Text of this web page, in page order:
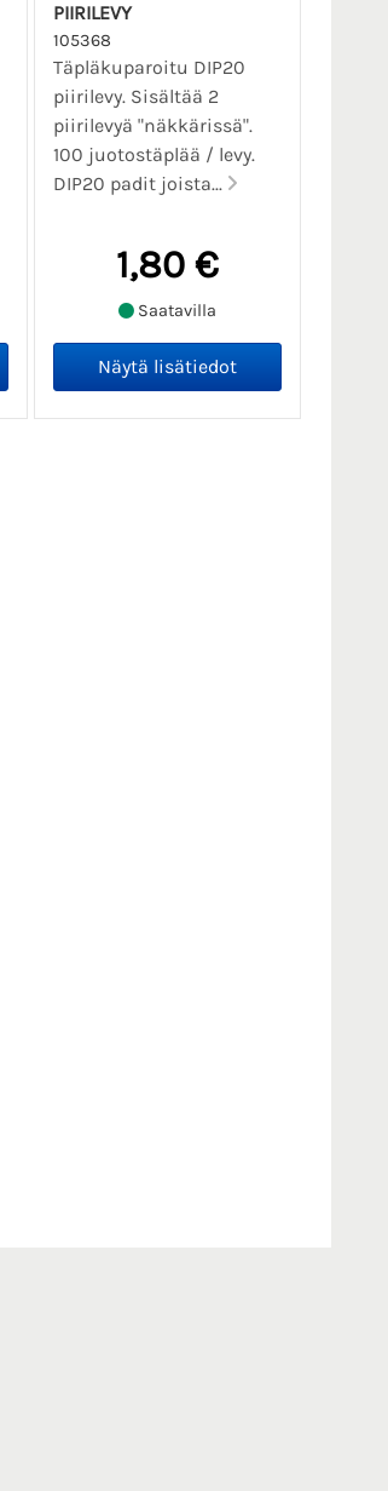
PIIRILEVY
105368
Täpläkuparoitu DIP20
piirilevy. Sisältää 2
piirilevyä "näkkärissä".
100 juotostäplää / levy.
DIP20 padit joista...
1,80 €
Saatavilla